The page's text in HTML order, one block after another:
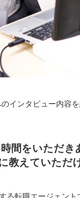
インタビュー内容を
間をいただき
教えていただ